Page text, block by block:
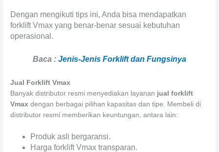
Dengan mengikuti tips ini, Anda bisa mendapatkan
forklift Vmax yang benar-benar sesuai kebutuhan
operasional.
Baca : Jenis-Jenis Forklift dan Fungsinya
Jual Forklift Vmax
Banyak distributor resmi menyediakan layanan jual forklift
Vmax dengan berbagai pilihan kapasitas dan tipe. Membeli di
distributor resmi memberikan keuntungan, antara lain:
Produk asli bergaransi.
Harga forklift Vmax transparan.